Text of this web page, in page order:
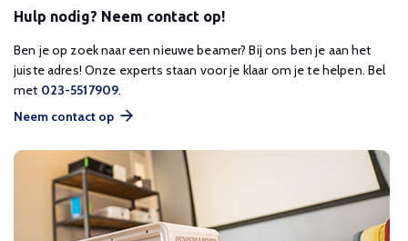
Hulp nodig? Neem contact op!
Ben je op zoek naar een nieuwe beamer? Bij ons ben je aan het
juiste adres! Onze experts staan voor je klaar om je te helpen. Bel
met 023-5517909.
Neem contact op